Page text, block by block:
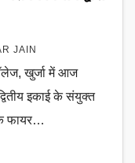
JAIN
खुर्जा में आज
इकाई के संयुक्त
फायर…